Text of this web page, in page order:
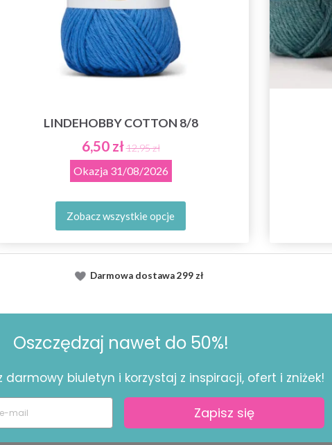
LINDEHOBBY COTTON 8/8
6,50 zł12,95 zł
Okazja 31/08/2026
Zobacz wszystkie opcje
Darmowa dostawa299 zł
Oszczędzaj nawet do 50%!
darmowy biuletyn i korzystaj z inspiracji, ofert i zniżek!
Zapisz się